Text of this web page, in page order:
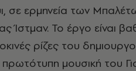
σε ερμηνεία των
Ίστμαν. Το έργο είναι
ρίζες του
μουσική του